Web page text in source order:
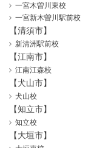
一宮木曽川東校
一宮新木曽川駅前校
【清須市】
新清洲駅前校
【江南市】
江南江森校
【犬山市】
犬山校
【知立市】
知立校
【大垣市】